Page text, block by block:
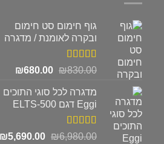
גוף חימום סט חימום
ובקרה לאומנת / מדגרה
דורג5.00
₪830.00
המחיר
היה:
₪830.00.
₪680.00
הוא:
מדגרה לכל סוגי התוכים
Eggi דגם ELTS-500
דורג5.00
₪6,980.00
המחיר
₪5,690.00